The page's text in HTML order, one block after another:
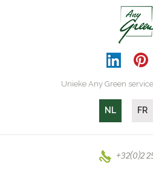
Unieke Any Green service
NL FR
+32(0)2